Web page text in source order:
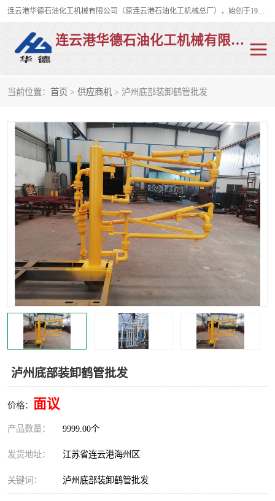
连云港华德石油化工机械有限公司（原连云港石油化工机械总厂），始创于1982年，是从事码头船用流体装卸臂、陆用流体装卸臂（鹤管）、活动梯、钢构平台、定量装车系统等全系列流体装卸设备的设计、制造、销售以及服务的专业供应商。
连云港华德石油化工机械有限公司
当前位置： 首页 > 供应商机 > 泸州底部装卸鹤管批发
泸州底部装卸鹤管批发
价格： 面议
产品数量： 9999.00个
发货地址： 江苏省连云港海州区
关键词： 泸州底部装卸鹤管批发
液氨鹤管 液氯鹤管
LNG鹤管 活动梯
平台栈桥 卸车鹤管
装车鹤管 输油臂
紧急脱离干式接头
汽车鹤管 顶部鹤管
底部鹤管
浮动出油装置
车臂